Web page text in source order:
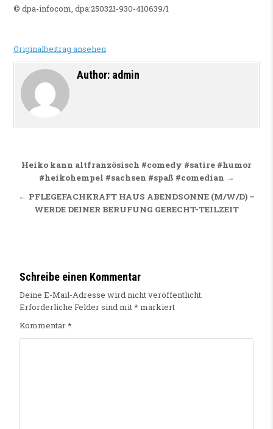
© dpa-infocom, dpa:250321-930-410639/1
Originalbeitrag ansehen
Author: admin
Beitragsnavigation
Heiko kann altfranzösisch #comedy #satire #humor
#heikohempel #sachsen #spaß #comedian →
← PFLEGEFACHKRAFT HAUS ABENDSONNE (M/W/D) –
WERDE DEINER BERUFUNG GERECHT-TEILZEIT
Schreibe einen Kommentar
Deine E-Mail-Adresse wird nicht veröffentlicht.
Erforderliche Felder sind mit* markiert
Kommentar*